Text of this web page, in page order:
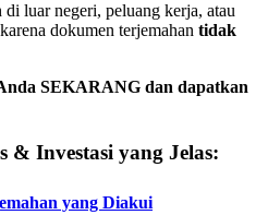
luar negeri, peluang kerja, atau
dokumen terjemahan tidak
SEKARANG dan dapatkan
Investasi yang Jelas:
yang Diakui